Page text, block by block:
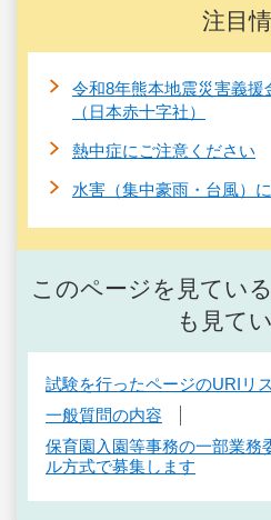
注目
令和8年熊本地震災害義援
（日本赤十字社）
熱中症にご注意ください
水害（集中豪雨・台風）
このページを見てい
も見て
試験を行ったページのURIリ
一般質問の内容
保育園入園等事務の一部業務
ル方式で募集します